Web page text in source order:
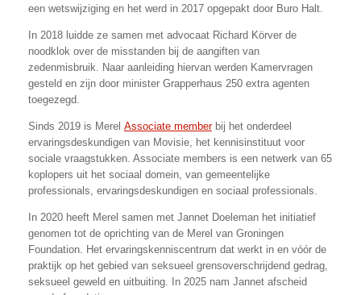
een wetswijziging en het werd in 2017 opgepakt door Buro Halt.
In 2018 luidde ze samen met advocaat Richard Körver de
noodklok over de misstanden bij de aangiften van
zedenmisbruik. Naar aanleiding hiervan werden Kamervragen
gesteld en zijn door minister Grapperhaus 250 extra agenten
toegezegd.
Sinds 2019 is Merel Associate memberbij het onderdeel
ervaringsdeskundigen van Movisie, het kennisinstituut voor
sociale vraagstukken. Associate members is een netwerk van 65
koplopers uit het sociaal domein, van gemeentelijke
professionals, ervaringsdeskundigen en sociaal professionals.
In 2020 heeft Merel samen met Jannet Doeleman het initiatief
genomen tot de oprichting van de Merel van Groningen
Foundation. Het ervaringskenniscentrum dat werkt in en vóór de
praktijk op het gebied van seksueel grensoverschrijdend gedrag,
seksueel geweld en uitbuiting. In 2025 nam Jannet afscheid